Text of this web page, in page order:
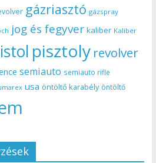
gázriasztó gázspray
jog és fegyver kaliber Kaliber
pisztoly revolver
semiauto semiauto rifle
usa öntöltő karabély öntöltő